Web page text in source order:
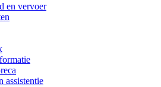
en vervoer
assistentie